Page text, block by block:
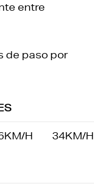
entre
de paso por
H 34KM/H